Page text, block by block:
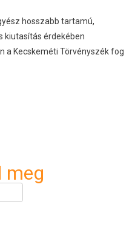
hosszabb tartamú,
kiutasítás érdekében
a Kecskeméti Törvényszék fog
meg